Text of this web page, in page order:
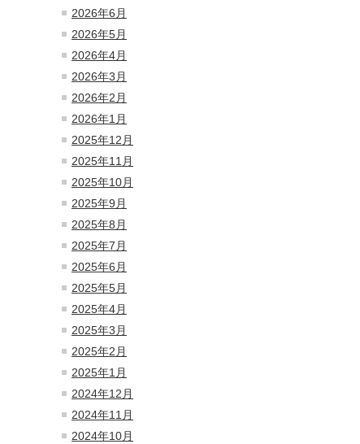
2026年6月
2026年5月
2026年4月
2026年3月
2026年2月
2026年1月
2025年12月
2025年11月
2025年10月
2025年9月
2025年8月
2025年7月
2025年6月
2025年5月
2025年4月
2025年3月
2025年2月
2025年1月
2024年12月
2024年11月
2024年10月